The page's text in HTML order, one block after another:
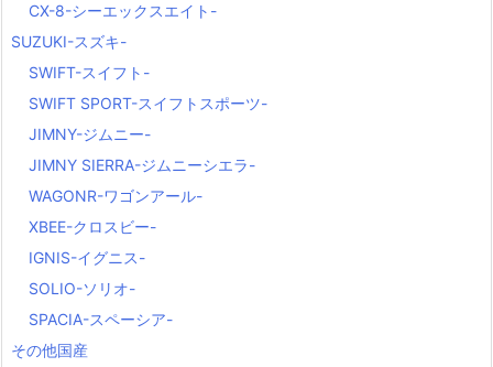
CX-8-シーエックスエイト-
SUZUKI-スズキ-
SWIFT-スイフト-
SWIFT SPORT-スイフトスポーツ-
JIMNY-ジムニー-
JIMNY SIERRA-ジムニーシエラ-
WAGONR-ワゴンアール-
XBEE-クロスビー-
IGNIS-イグニス-
SOLIO-ソリオ-
SPACIA-スペーシア-
その他国産